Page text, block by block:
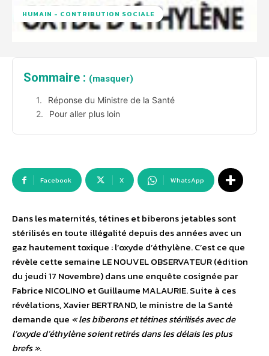
HUMAIN - CONTRIBUTION SOCIALE
Sommaire : (masquer)
Réponse du Ministre de la Santé
Pour aller plus loin
Facebook X WhatsApp
Dans les maternités, tétines et biberons jetables sont
stérilisés en toute illégalité depuis des années avec un
gaz hautement toxique : l’oxyde d’éthylène. C’est ce que
révèle cette semaine LE NOUVEL OBSERVATEUR (édition
du jeudi 17 Novembre) dans une enquête cosignée par
Fabrice NICOLINO et Guillaume MALAURIE. Suite à ces
révélations, Xavier BERTRAND, le ministre de la Santé
demande que « les biberons et tétines stérilisés avec de
l’oxyde d’éthylène soient retirés dans les délais les plus
brefs ».